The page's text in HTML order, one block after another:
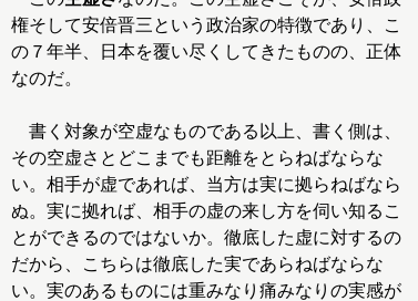
権そして安倍晋三という政治家の特徴であり、こ
の７年半、日本を覆い尽くしてきたものの、正体
なのだ。
書く対象が空虚なものである以上、書く側は、
その空虚さとどこまでも距離をとらねばならな
い。相手が虚であれば、当方は実に拠らねばなら
ぬ。実に拠れば、相手の虚の来し方を伺い知るこ
とができるのではないか。徹底した虚に対するの
だから、こちらは徹底した実であらねばならな
い。実のあるものには重みなり痛みなりの実感が